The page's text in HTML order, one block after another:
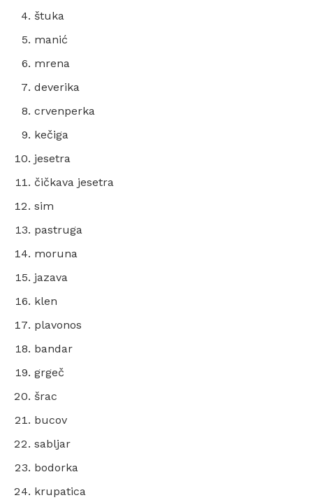
štuka
manić
mrena
deverika
crvenperka
kečiga
jesetra
čičkava jesetra
sim
pastruga
moruna
jazava
klen
plavonos
bandar
grgeč
šrac
bucov
sabljar
bodorka
krupatica